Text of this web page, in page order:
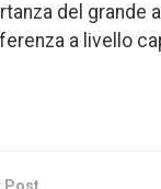
del grande
a livello